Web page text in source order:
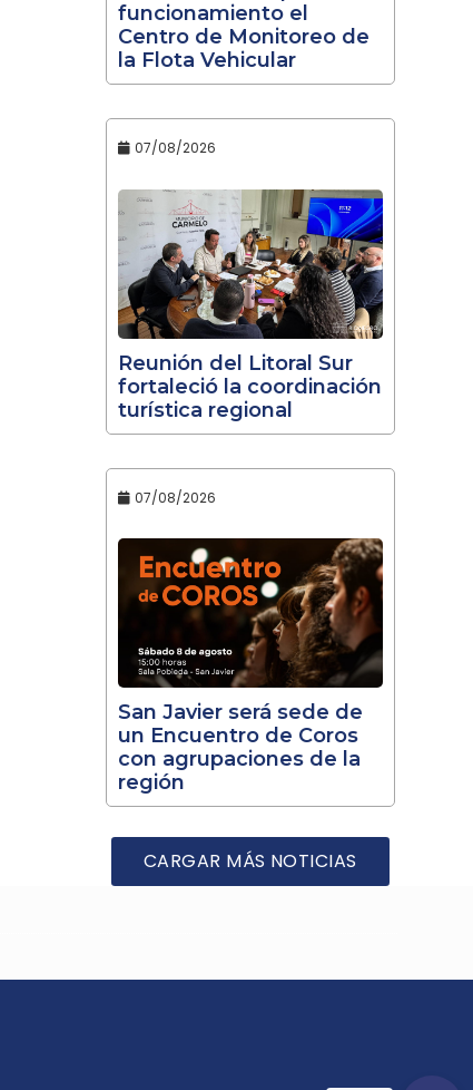
funcionamiento el
Centro de Monitoreo de
la Flota Vehicular
07/08/2026
Reunión del Litoral Sur
fortaleció la coordinación
turística regional
07/08/2026
San Javier será sede de
un Encuentro de Coros
con agrupaciones de la
región
CARGAR MÁS NOTICIAS